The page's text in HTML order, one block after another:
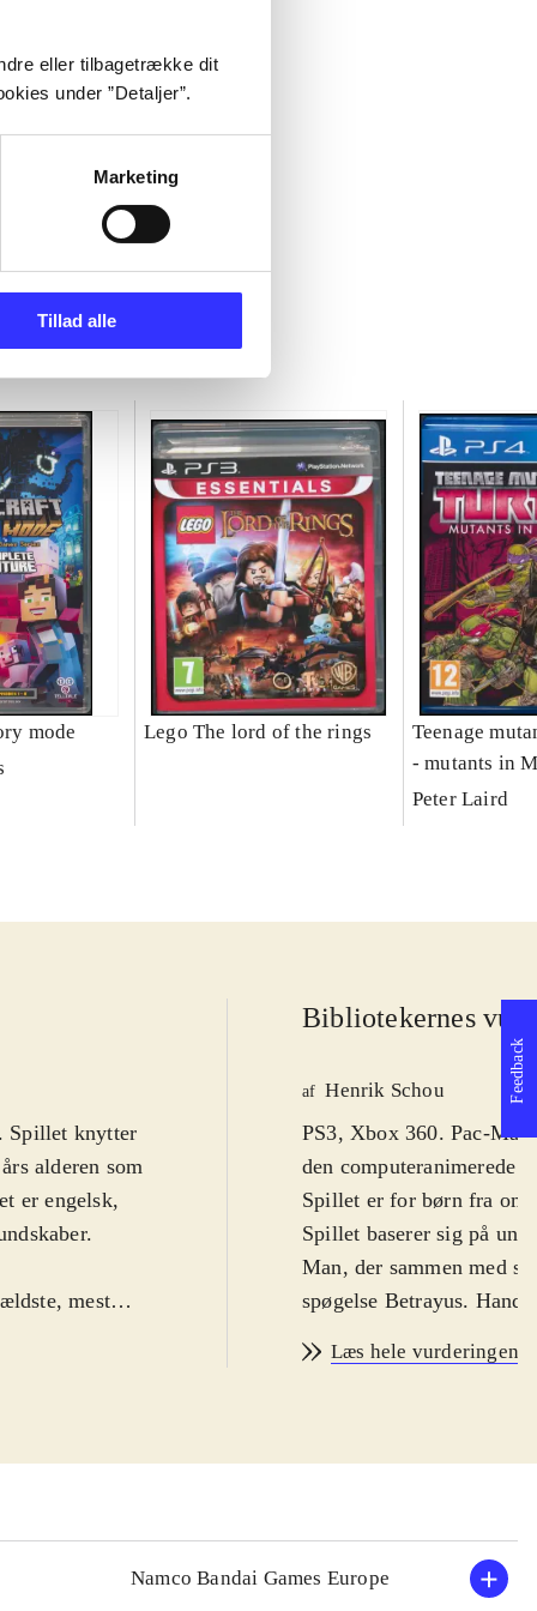
eller tilbagetrække dit
under ”Detaljer”.
Marketing
Tillad alle
mode
Lego The lord of the rings
Teenage
- mutants in
Peter Laird
Spillet knytter
alderen som
er engelsk,
mest
for
op til
Bibliotekernes
af Henrik Schou
PS3, Xbox 360. Pac-Man
den computeranimerede
Spillet baserer sig på
Man, der sammen med
spøgelse Betrayus.
Pac-Man skal rende
ramme fjenderne med.
meget kort levetid.
klassisk lavpris-produkt
Spillet er et yderst
Læs hele vurderingen
Namco Bandai Games Europe
Feedback